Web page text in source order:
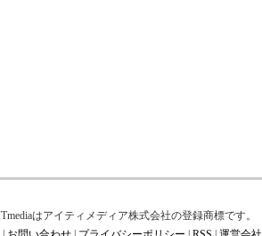
はアイティメディア株式会社の登録商標です。